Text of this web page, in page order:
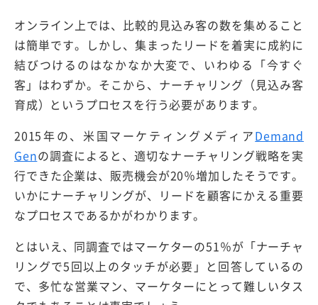
オンライン上では、比較的見込み客の数を集めること
は簡単です。しかし、集まったリードを着実に成約に
結びつけるのはなかなか大変で、いわゆる「今すぐ
客」はわずか。そこから、ナーチャリング（見込み客
育成）というプロセスを行う必要があります。
2015年の、米国マーケティングメディアDemand
Genの調査によると、適切なナーチャリング戦略を実
行できた企業は、販売機会が20％増加したそうです。
いかにナーチャリングが、リードを顧客にかえる重要
なプロセスであるかがわかります。
とはいえ、同調査ではマーケターの51％が「ナーチャ
リングで5回以上のタッチが必要」と回答しているの
で、多忙な営業マン、マーケターにとって難しいタス